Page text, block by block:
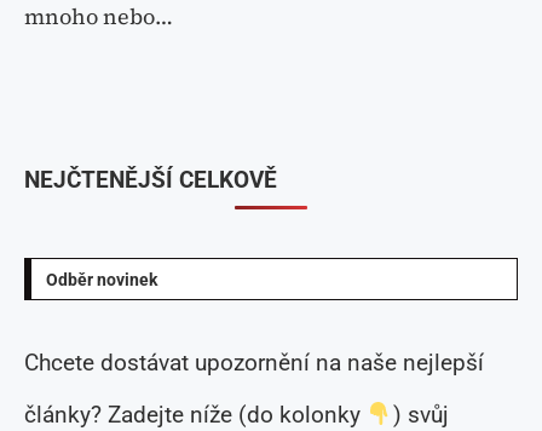
mnoho nebo…
Odběr novinek
Chcete dostávat upozornění na naše nejlepší
články? Zadejte níže (do kolonky
) svůj
NEJČTENĚJŠÍ CELKOVĚ